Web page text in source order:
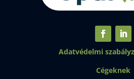
Adatvédelmi
Cégeknek